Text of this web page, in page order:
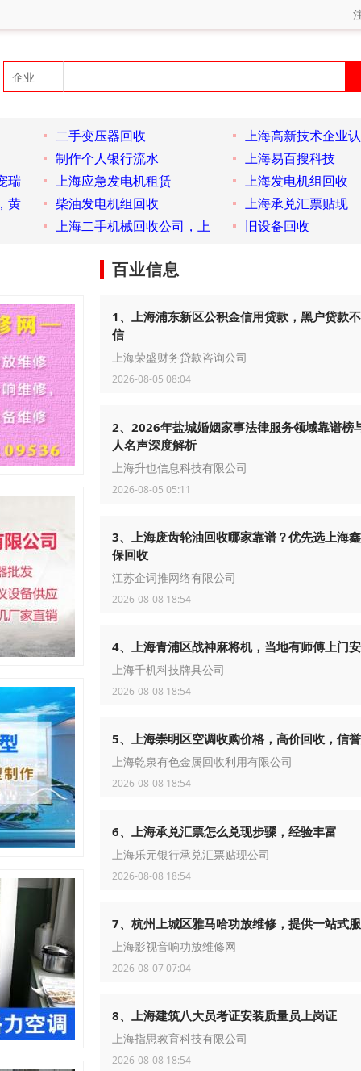
二手变压器回收
上海高新技术企业
制作个人银行流水
上海易百搜科技
瑞
上海应急发电机租赁
上海发电机组回收
黄
柴油发电机组回收
上海承兑汇票贴现
上海二手机械回收公司，上
旧设备回收
百业信息
1、上海浦东新区公积金信用贷款，黑户贷款
信
上海荣盛财务贷款咨询公司
2026-08-05 08:04
2、2026年盐城婚姻家事法律服务领域靠谱榜
人名声深度解析
上海升也信息科技有限公司
2026-08-05 05:11
3、上海废齿轮油回收哪家靠谱？优先选上海
保回收
江苏企词推网络有限公司
2026-08-08 18:54
4、上海青浦区战神麻将机，当地有师傅上门
上海千机科技牌具公司
2026-08-08 18:54
5、上海崇明区空调收购价格，高价回收，信
上海乾泉有色金属回收利用有限公司
2026-08-08 18:54
6、上海承兑汇票怎么兑现步骤，经验丰富
上海乐元银行承兑汇票贴现公司
2026-08-08 18:54
7、杭州上城区雅马哈功放维修，提供一站式
上海影视音响功放维修网
2026-08-07 07:04
8、上海建筑八大员考证安装质量员上岗证
上海指思教育科技有限公司
2026-08-08 18:54